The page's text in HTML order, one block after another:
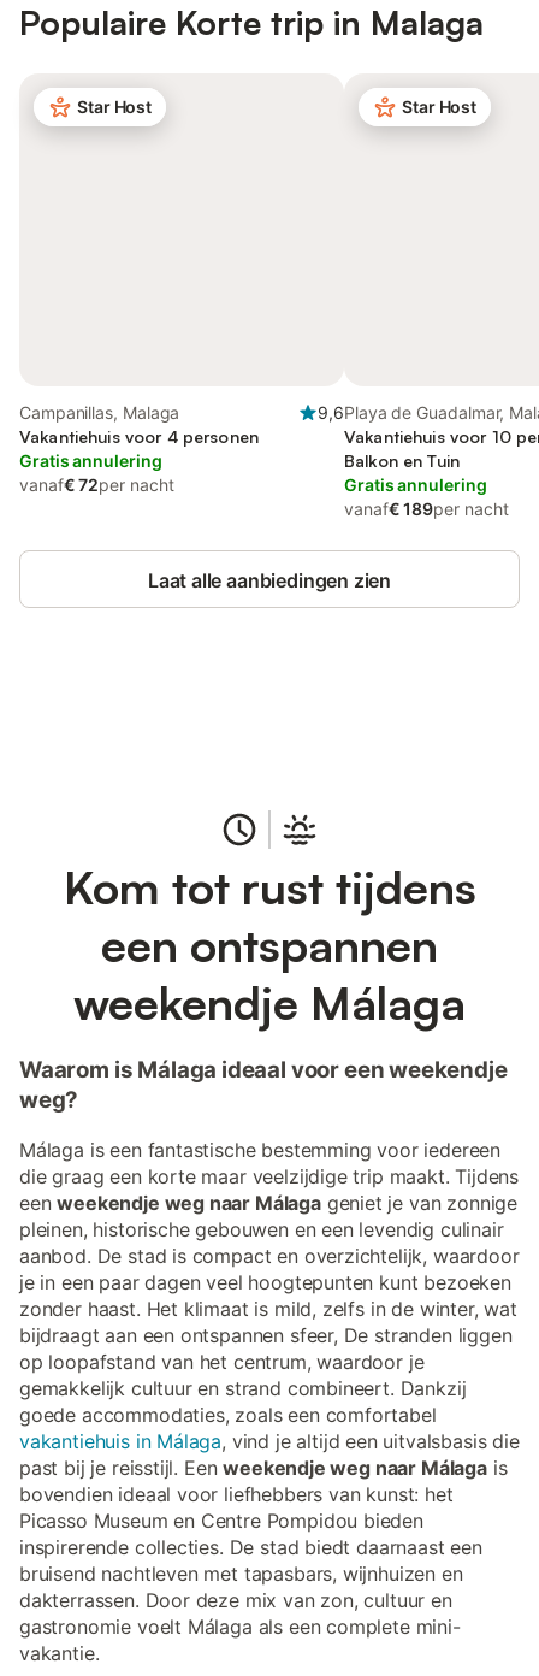
Populaire Korte trip in Malaga
Star Host
Campanillas, Malaga
9,6
Vakantiehuis voor 4 personen
Gratis annulering
vanaf€ 72per nacht
Star Host
Playa de Guadalmar,
Vakantiehuis voor 10
Balkon en Tuin
Gratis annulering
vanaf€ 189per nacht
Laat alle aanbiedingen zien
Kom tot rust tijdens
een ontspannen
weekendje Málaga
Waarom is Málaga ideaal voor een weekendje
weg?
Málaga is een fantastische bestemming voor iedereen
die graag een korte maar veelzijdige trip maakt. Tijdens
eenweekendje weg naar Málagageniet je van zonnige
pleinen, historische gebouwen en een levendig culinair
aanbod. De stad is compact en overzichtelijk, waardoor
je in een paar dagen veel hoogtepunten kunt bezoeken
zonder haast. Het klimaat is mild, zelfs in de winter, wat
bijdraagt aan een ontspannen sfeer, De stranden liggen
op loopafstand van het centrum, waardoor je
gemakkelijk cultuur en strand combineert. Dankzij
goede accommodaties, zoals een comfortabel
vakantiehuis in Málaga, vind je altijd een uitvalsbasis die
past bij je reisstijl. Eenweekendje weg naar Málagais
bovendien ideaal voor liefhebbers van kunst: het
Picasso Museum en Centre Pompidou bieden
inspirerende collecties. De stad biedt daarnaast een
bruisend nachtleven met tapasbars, wijnhuizen en
dakterrassen. Door deze mix van zon, cultuur en
gastronomie voelt Málaga als een complete mini-
vakantie.